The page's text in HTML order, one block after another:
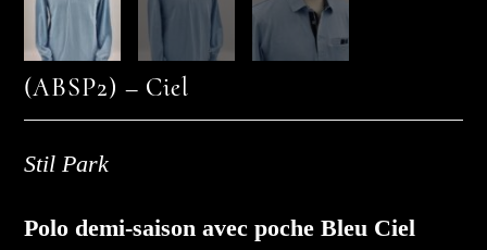
(ABSP2) – Ciel
Stil Park
Polo demi-saison avec poche Bleu Ciel